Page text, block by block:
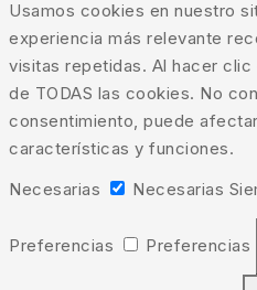
Usamos cookies en nuestro
experiencia más relevante
visitas repetidas. Al hacer
de TODAS las cookies. No
consentimiento, puede
características y funciones.
Necesarias
Necesarias
Preferencias Preferencias